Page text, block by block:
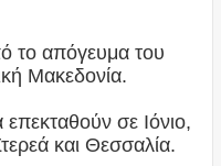
το απόγευμα του
Μακεδονία.
σε Ιόνιο,
και Θεσσαλία.